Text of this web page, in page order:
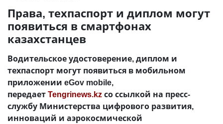
Права, техпаспорт и диплом могут
появиться в смартфонах
казахстанцев
Водительское удостоверение, диплом и
техпаспорт могут появиться в мобильном
приложении eGov mobile,
передаетTengrinews.kzсо ссылкой на пресс-
службу Министерства цифрового развития,
инноваций и аэрокосмической